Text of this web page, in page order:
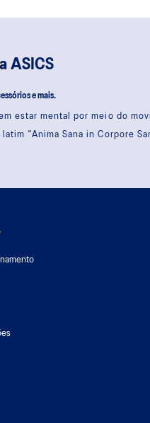
ASICS
e mais.
estar mental por meio do
"Anima Sana in Corpore